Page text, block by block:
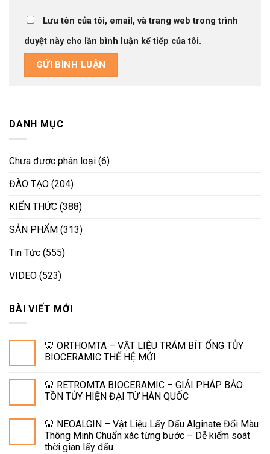
Lưu tên của tôi, email, và trang web trong trình
duyệt này cho lần bình luận kế tiếp của tôi.
DANH MỤC
Chưa được phân loại (6)
ĐÀO TẠO (204)
KIẾN THỨC (388)
SẢN PHẨM (313)
Tin Tức (555)
VIDEO (523)
BÀI VIẾT MỚI
🦷 ORTHOMTA – VẬT LIỆU TRÁM BÍT ỐNG TỦY
BIOCERAMIC THẾ HỆ MỚI
🦷 RETROMTA BIOCERAMIC – GIẢI PHÁP BẢO
TỒN TỦY HIỆN ĐẠI TỪ HÀN QUỐC
🦷 NEOALGIN – Vật Liệu Lấy Dấu Alginate Đổi Màu
Thông Minh Chuẩn xác từng bước – Dễ kiểm soát
thời gian lấy dấu